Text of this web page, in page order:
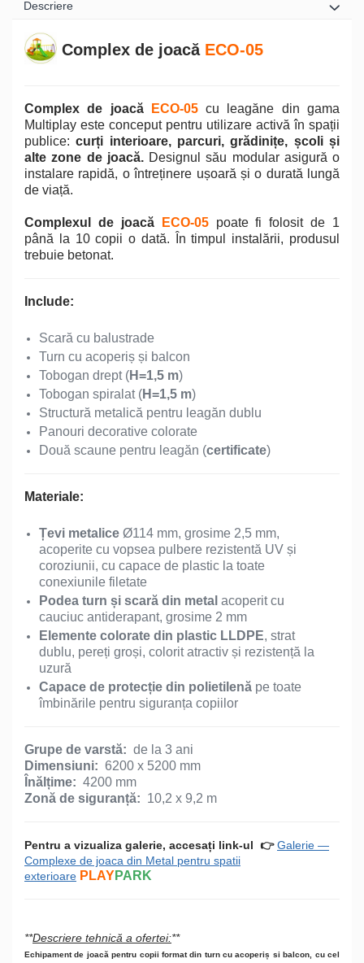
Descriere
Complex de joacă ECO-05
Complex de joacă ECO-05cu leagăne din gama
Multiplay este conceput pentru utilizare activă în spații
publice:curți interioare, parcuri, grădinițe, școli și
alte zone de joacă.Designul său modular asigură o
instalare rapidă, o întreținere ușoară și o durată lungă
de viață.
Complexul de joacă ECO-05poate fi folosit de 1
până la 10 copii o dată. În timpul instalării, produsul
trebuie betonat.
Include:
Scară cu balustrade
Turn cu acoperiș și balcon
Tobogan drept (H=1,5 m)
Tobogan spiralat (H=1,5 m)
Structură metalică pentru leagăn dublu
Panouri decorative colorate
Două scaune pentru leagăn (certificate)
Materiale:
Țevi metalice Ø114 mm, grosime 2,5 mm,
acoperite cu vopsea pulbere rezistentă UV și
coroziunii, cu capace de plastic la toate
conexiunile filetate
Podea turn și scară din metal acoperit cu
cauciuc antiderapant, grosime 2 mm
Elemente сolorate din plastic LLDPE, strat
dublu, pereți groși, colorit atractiv și rezistență la
uzură
Capace de protecție din polietilenă pe toate
îmbinările pentru siguranța copiilor
Grupe de varstă: de la 3 ani
Dimensiuni: 6200 x 5200 mm
Înălțime: 4200 mm
Zonă de siguranță: 10,2 x 9,2 m
Pentru a vizualiza galerie, accesați link-ul 👉Galerie —
Complexe de joaca din Metal pentru spatii
exterioare PLAYPARK
**Descriere tehnică a ofertei:**
Echipament de joacă pentru copii format din turn cu acoperiș si balcon, cu cel